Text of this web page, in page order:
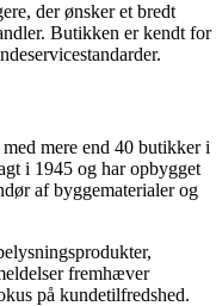
der ønsker et bredt
Butikken er kendt for
mere end 40 butikker i
i 1945 og har opbygget
af byggematerialer og
fremhæver
på kundetilfredshed.